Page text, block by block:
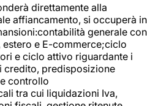
direttamente alla
affiancamento, si occuperà in
generale con
e E-commerce;ciclo
e ciclo attivo riguardante i
credito, predisposizione
controllo
tra cui liquidazioni Iva,